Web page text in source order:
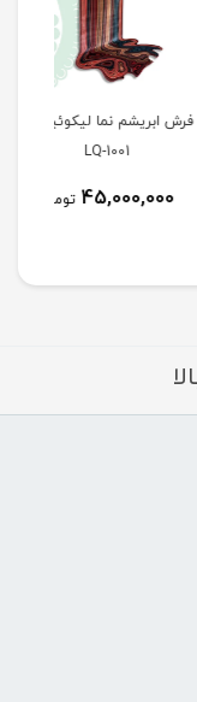
نما لیکوئید کد
تومان